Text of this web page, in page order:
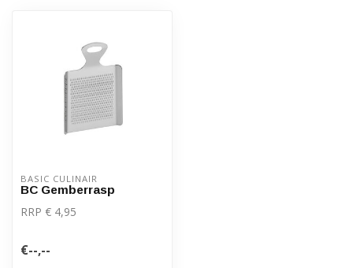
BASIC CULINAIR
BC Gemberrasp
RRP € 4,95
€--,--